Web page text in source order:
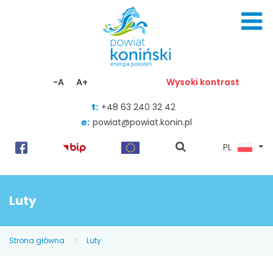
-A A+ Wysoki kontrast
t: +48 63 240 32 42
e: powiat@powiat.konin.pl
pokaż
PL
Luty
Strona główna Luty